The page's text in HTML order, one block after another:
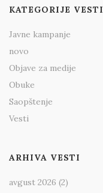
KATEGORIJE VESTI
Javne kampanje
novo
Objave za medije
Obuke
Saopštenje
Vesti
ARHIVA VESTI
avgust 2026 (2)